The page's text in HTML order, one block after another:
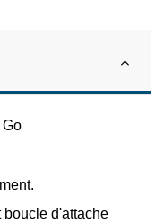
boucle d'attache